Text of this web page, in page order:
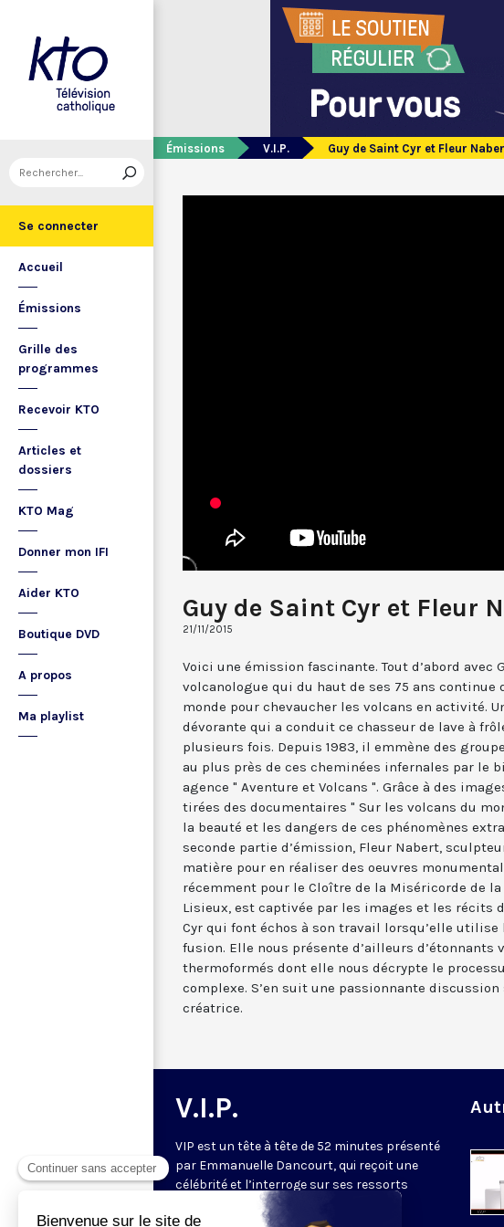
Se connecter
Accueil
Émissions
Grille des
programmes
Recevoir KTO
Articles et
dossiers
KTO Mag
Donner mon IFI
Aider KTO
Boutique DVD
A propos
Ma playlist
Émissions V.I.P. Guy de Saint Cyr et Fleur
Guy de Saint Cyr et Fleur
21/11/2015
Voici une émission fascinante. Tout d’abord avec
volcanologue qui du haut de ses 75 ans continue
monde pour chevaucher les volcans en activité.
dévorante qui a conduit ce chasseur de lave à
plusieurs fois. Depuis 1983, il emmène des
au plus près de ces cheminées infernales par le
agence " Aventure et Volcans ". Grâce à des
tirées des documentaires " Sur les volcans du
la beauté et les dangers de ces phénomènes
seconde partie d’émission, Fleur Nabert,
matière pour en réaliser des oeuvres
récemment pour le Cloître de la Miséricorde de
Lisieux, est captivée par les images et les récits
Cyr qui font échos à son travail lorsqu’elle utilise
fusion. Elle nous présente d’ailleurs d’étonnants
thermoformés dont elle nous décrypte le
complexe. S’en suit une passionnante
créatrice.
V.I.P.
VIP est un tête à tête de 52 minutes présenté
par Emmanuelle Dancourt, qui reçoit une
célébrité et l’interroge sur ses ressorts
intérieurs… Une conversation intime et
spirituelle.